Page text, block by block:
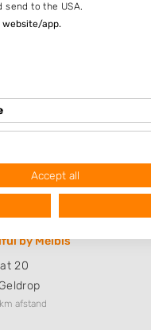
afstand
72
by Melbis
20
Geldrop
afstand
send to the USA.
website/app.
Accept all